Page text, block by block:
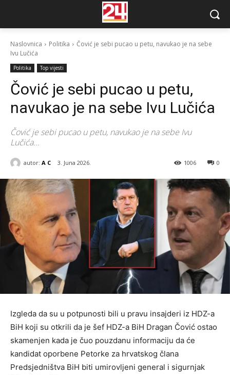
Naslovnica Politika
Čović je sebi pucao u petu, navukao je na sebe
Ivu Lučića
Politika Top vijesti
Čović je sebi pucao u petu,
navukao je na sebe Ivu Lučića
Čović je sebi pucao u petu, navukao je na sebe Ivu
Lučića...
autor: A C 3. Juna 2026. 0
1006
Izgleda da su u potpunosti bili u pravu insajderi iz HDZ-a
BiH koji su otkrili da je šef HDZ-a BiH Dragan Čović ostao
skamenjen kada je čuo pouzdanu informaciju da će
kandidat oporbene Petorke za hrvatskog člana
Predsjedništva BiH biti umirovljeni general i sigurnjak